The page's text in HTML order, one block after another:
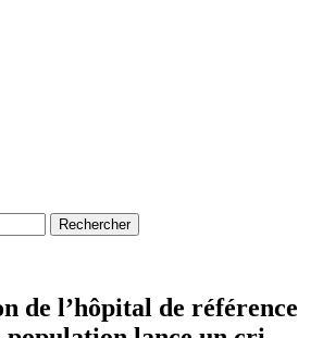
de l’hôpital de référence